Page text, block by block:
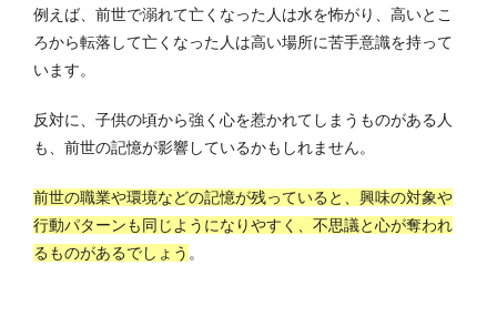
例えば、前世で溺れて亡くなった人は水を怖がり、高いとこ
ろから転落して亡くなった人は高い場所に苦手意識を持って
います。
反対に、子供の頃から強く心を惹かれてしまうものがある人
も、前世の記憶が影響しているかもしれません。
前世の職業や環境などの記憶が残っていると、興味の対象や
行動パターンも同じようになりやすく、不思議と心が奪われ
るものがあるでしょう 。